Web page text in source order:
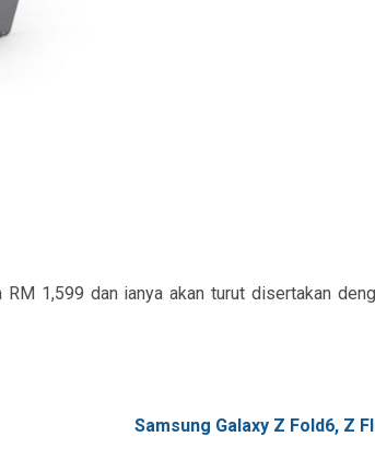
1,599 dan ianya akan turut disertakan
Samsung Galaxy Z Fold6, Z